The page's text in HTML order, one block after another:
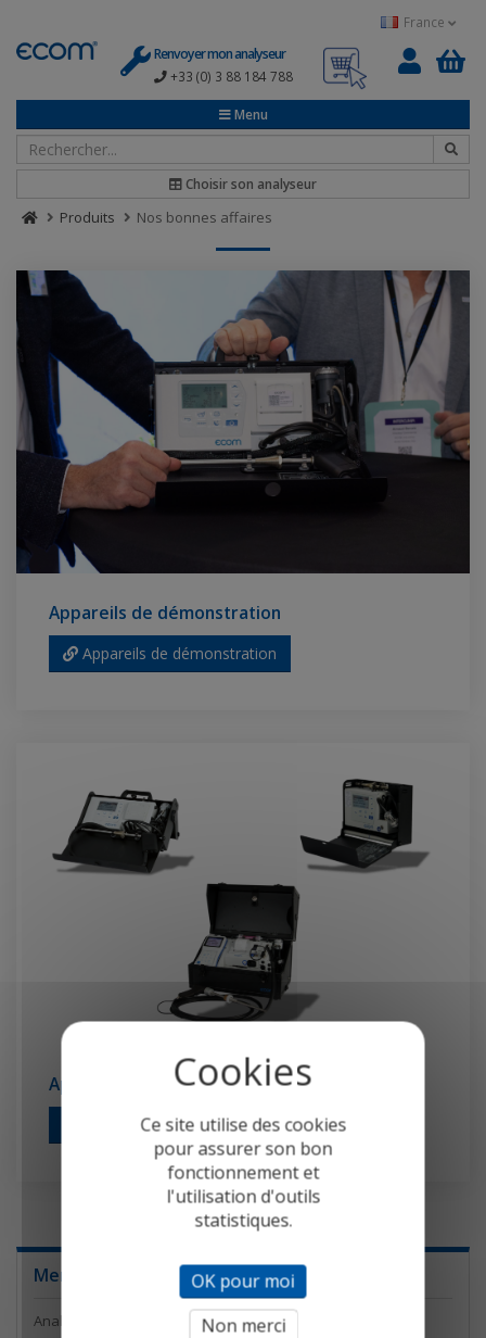
France
Renvoyer mon analyseur
+33 (0) 3 88 184 788
0
Menu
Choisir son analyseur
Produits Nos bonnes affaires
Appareils de démonstration
Appareils de démonstration
Appareils reconditionnés à neuf
Appareils reconditionnés à neuf
Menu
Analyseurs de combustion
Ce site utilise des cookies
pour assurer son bon
fonctionnement et
l'utilisation d'outils
statistiques.
OK pour moi
Non merci